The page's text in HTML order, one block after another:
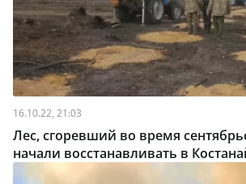
16.10.22, 21:03
Лес, сгоревший во время
начали восстанавливать в